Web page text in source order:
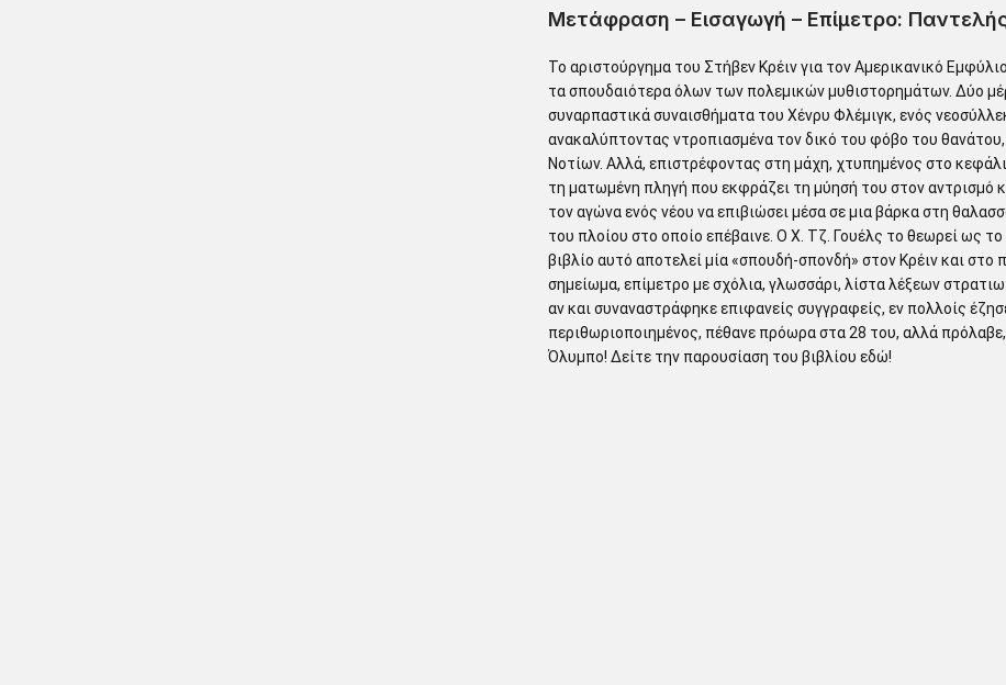
Μετάφραση – Εισαγωγή – Επίμετρο:
Το αριστούργημα του Στήβεν Κρέιν για τον Αμερικανικό
τα σπουδαιότερα όλων των πολεμικών μυθιστορημάτων. Δύο
συναρπαστικά συναισθήματα του Χένρυ Φλέμιγκ, ενός
ανακαλύπτοντας ντροπιασμένα τον δικό του φόβο του
Νοτίων. Αλλά, επιστρέφοντας στη μάχη, χτυπημένος στο
τη ματωμένη πληγή που εκφράζει τη μύησή του στον αντρισμό
τον αγώνα ενός νέου να επιβιώσει μέσα σε μια βάρκα στη
του πλοίου στο οποίο επέβαινε. Ο Χ. Τζ. Γουέλς το θεωρεί ως
βιβλίο αυτό αποτελεί μία «σπουδή-σπονδή» στον Κρέιν και στο
σημείωμα, επίμετρο με σχόλια, γλωσσάρι, λίστα λέξεων
αν και συναναστράφηκε επιφανείς συγγραφείς, εν πολλοίς
περιθωριοποιημένος, πέθανε πρόωρα στα 28 του, αλλά
Όλυμπο! Δείτε την παρουσίαση του βιβλίου εδώ!